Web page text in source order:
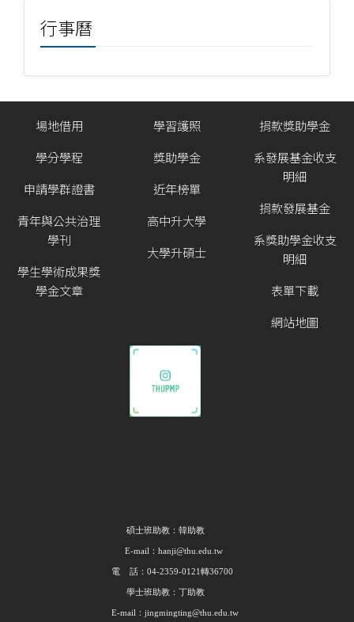
行事曆
場地借用
學分學程
申請學群證書
青年與公共治理
學刊
學生學術成果獎
學金文章
學習護照
獎助學金
近年榜單
高中升大學
大學升碩士
捐款獎助學金
系發展基金收支
明細
捐款發展基金
系獎助學金收支
明細
表單下載
網站地圖
碩士班助教：韓助教
E-mail：hanji@thu.edu.tw
電 話：04-2359-0121轉36700
學士班助教：丁助教
E-mail：jingmingting@thu.edu.tw